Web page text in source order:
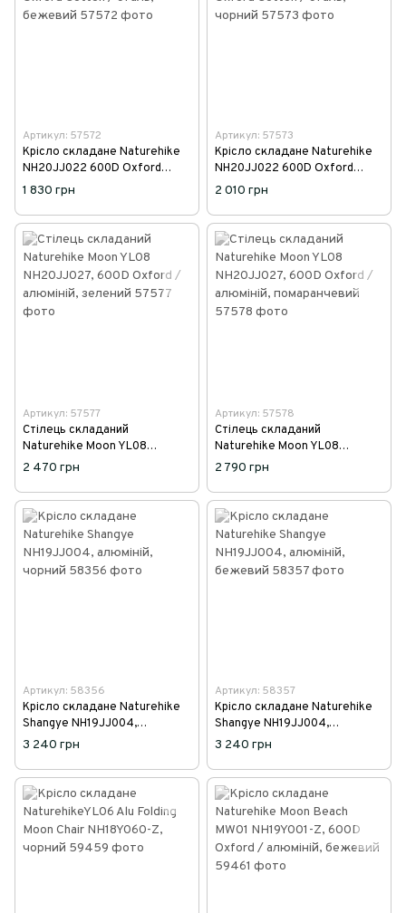
Артикул: 57572
Крісло складане Naturehike
NH20JJ022 600D Oxford
Cotton / сталь, бежевий
1 830 грн
Артикул: 57573
Крісло складане Naturehike
NH20JJ022 600D Oxford
Cotton / сталь, чорний
2 010 грн
Артикул: 57577
Стілець складаний
Naturehike Moon YL08
NH20JJ027, 600D Oxford /
алюміній, зелений
2 470 грн
Артикул: 57578
Стілець складаний
Naturehike Moon YL08
NH20JJ027, 600D Oxford /
алюміній, помаранчевий
2 790 грн
Артикул: 58356
Крісло складане Naturehike
Shangye NH19JJ004,
алюміній, чорний
3 240 грн
Артикул: 58357
Крісло складане Naturehike
Shangye NH19JJ004,
алюміній, бежевий
3 240 грн